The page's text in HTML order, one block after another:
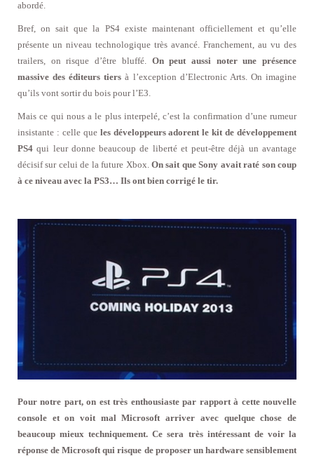
abordé.
Bref, on sait que la PS4 existe maintenant officiellement et qu’elle
présente un niveau technologique très avancé. Franchement, au vu des
trailers, on risque d’être bluffé. On peut aussi noter une présence
massive des éditeurs tiers à l’exception d’Electronic Arts. On imagine
qu’ils vont sortir du bois pour l’E3.
Mais ce qui nous a le plus interpelé, c’est la confirmation d’une rumeur
insistante : celle queles développeurs adorent le kit de développement
PS4 qui leur donne beaucoup de liberté et peut-être déjà un avantage
décisif sur celui de la future Xbox. On sait que Sony avait raté son coup
à ce niveau avec la PS3… Ils ont bien corrigé le tir.
Pour notre part, on est très enthousiaste par rapport à cette nouvelle
console et on voit mal Microsoft arriver avec quelque chose de
beaucoup mieux techniquement. Ce sera très intéressant de voir la
réponse de Microsoft qui risque de proposer un hardware sensiblement